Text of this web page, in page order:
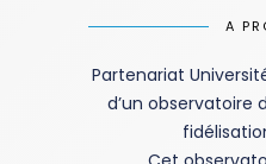
A
Partenariat
d’un observatoire